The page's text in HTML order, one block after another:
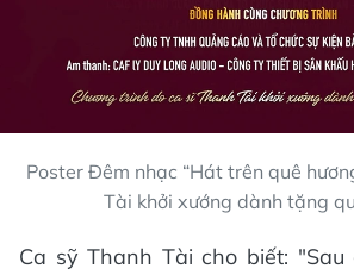
Poster Đêm nhạc “Hát trên quê
Tài khởi xướng dành tặng
Ca sỹ Thanh Tài cho biết: